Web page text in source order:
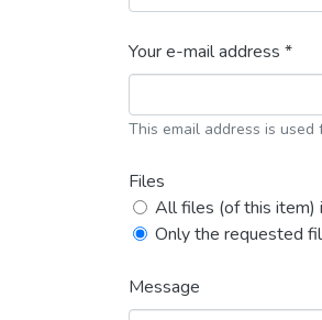
Your e-mail address *
This email address is
Files
All files (of this item)
Only the requested
Message